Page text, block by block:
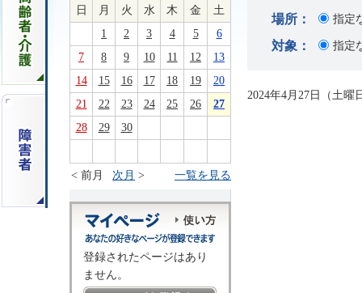
日 月 火 水 木 金
土
1
2 3 4 5
6
7
8 9 10 11 12
13
14
15 16 17 18 19
20
21
22 23 24 25 26
27
28
29 30
< 前月 次月 > 一覧を見る
登録されたページはあり
ません。
場所： 指定
対象： 指定
2024年4月27日（土曜